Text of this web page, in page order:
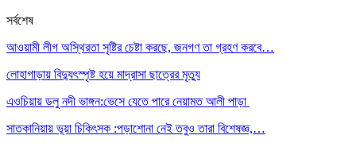
সর্বশেষ
আওয়ামী লীগ অস্থিরতা সৃষ্টির চেষ্টা করছে, জনগণ তা গ্রহণ করবে…
লোহাগাড়ায় বিদ্যুৎস্পৃষ্ট হয়ে মাদ্রাসা ছাত্রের মৃত্যু
এওচিয়ায় ডলু নদী ভাঙ্গন:ভেসে যেতে পারে নেয়ামত আলী পাড়া
সাতকানিয়ায় ভূয়া চিকিৎসক :পড়াশোনা নেই তবুও তারা বিশেষজ্ঞ,…